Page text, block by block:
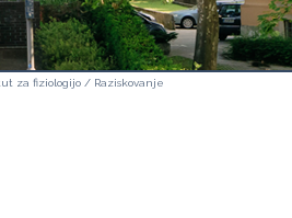
za fiziologijo / Raziskovanje